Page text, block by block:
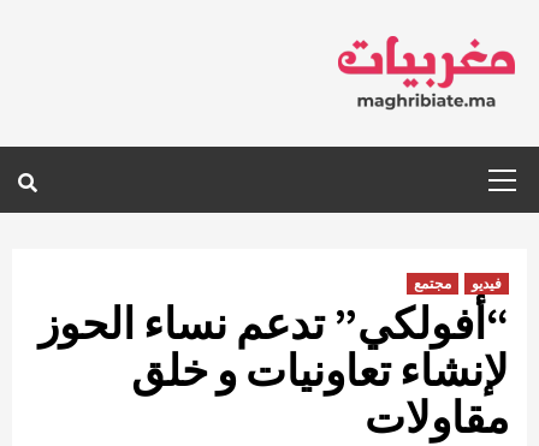
content
Menu
فيديو مجتمع
“أفولكي” تدعم نساء الحوز
لإنشاء تعاونيات و خلق
مقاولات